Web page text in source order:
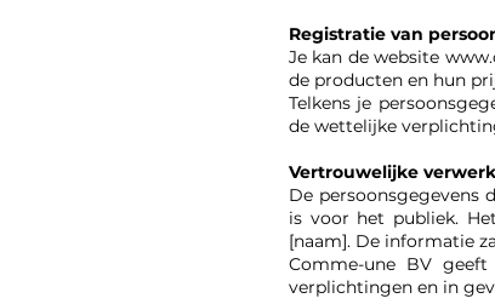
Registratie van
Je kan de website
de producten en hun
Telkens je
de wettelijke
Vertrouwelijke
De persoonsgegevens
is voor het publiek.
[naam]. De informatie
Comme-une BV
verplichtingen en in